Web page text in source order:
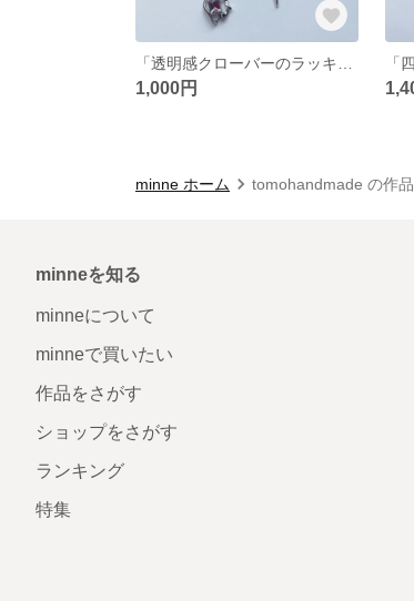
1,000円
minne ホーム tomohandmade の作
minneを知る
minneについて
minneで買いたい
作品をさがす
ショップをさがす
ランキング
特集